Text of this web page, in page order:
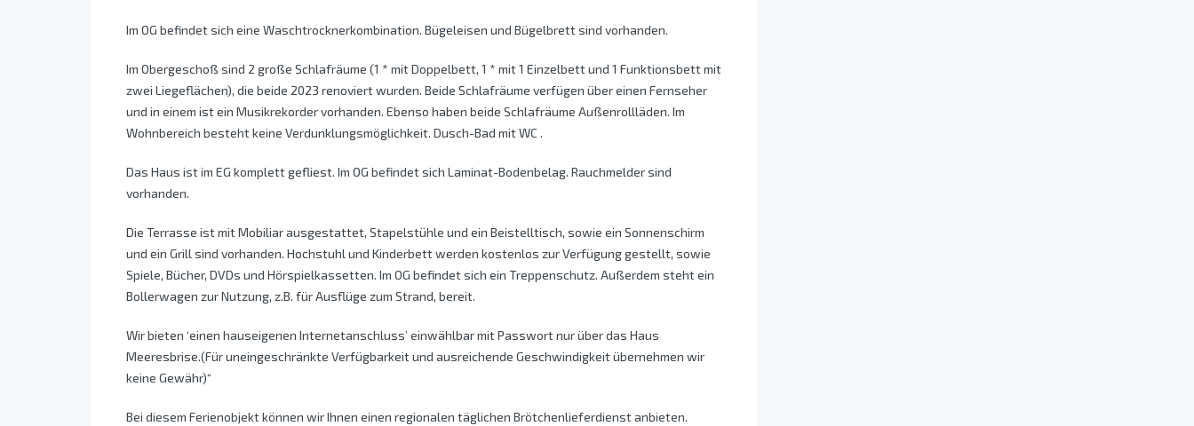
Im OG befindet sich eine Waschtrocknerkombination. Bügeleisen und Bügelbrett sind vorhanden.
Im Obergeschoß sind 2 große Schlafräume (1 * mit Doppelbett, 1 * mit 1 Einzelbett und 1 Funktionsbett mit
zwei Liegeflächen), die beide 2023 renoviert wurden. Beide Schlafräume verfügen über einen Fernseher
und in einem ist ein Musikrekorder vorhanden. Ebenso haben beide Schlafräume Außenrollläden. Im
Wohnbereich besteht keine Verdunklungsmöglichkeit. Dusch-Bad mit WC .
Das Haus ist im EG komplett gefliest. Im OG befindet sich Laminat-Bodenbelag. Rauchmelder sind
vorhanden.
Die Terrasse ist mit Mobiliar ausgestattet, Stapelstühle und ein Beistelltisch, sowie ein Sonnenschirm
und ein Grill sind vorhanden. Hochstuhl und Kinderbett werden kostenlos zur Verfügung gestellt, sowie
Spiele, Bücher, DVDs und Hörspielkassetten. Im OG befindet sich ein Treppenschutz. Außerdem steht ein
Bollerwagen zur Nutzung, z.B. für Ausflüge zum Strand, bereit.
Wir bieten ‘einen hauseigenen Internetanschluss’ einwählbar mit Passwort nur über das Haus
Meeresbrise.(Für uneingeschränkte Verfügbarkeit und ausreichende Geschwindigkeit übernehmen wir
keine Gewähr)“
Bei diesem Ferienobjekt können wir Ihnen einen regionalen täglichen Brötchenlieferdienst anbieten.